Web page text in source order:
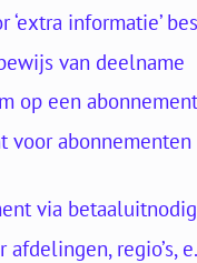
informatie’
van deelname
op een abonnement
voor
via
regio’s,